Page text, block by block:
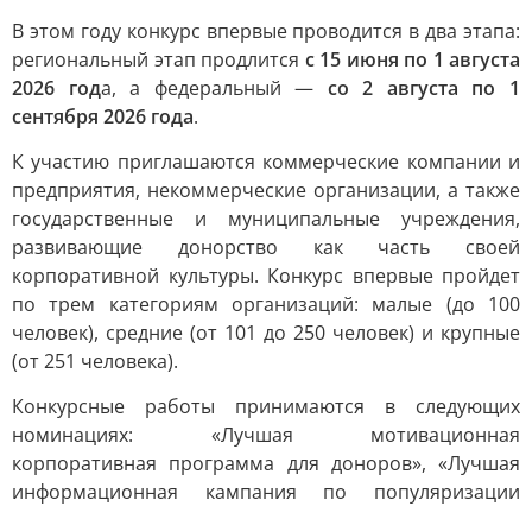
В этом году конкурс впервые проводится в два этапа:
региональный этап продлится с 15 июня по 1 августа
2026 года, а федеральный — со 2 августа по 1
сентября 2026 года.
К участию приглашаются коммерческие компании и
предприятия, некоммерческие организации, а также
государственные и муниципальные учреждения,
развивающие донорство как часть своей
корпоративной культуры. Конкурс впервые пройдет
по трем категориям организаций: малые (до 100
человек), средние (от 101 до 250 человек) и крупные
(от 251 человека).
Конкурсные работы принимаются в следующих
номинациях: «Лучшая мотивационная
корпоративная программа для доноров», «Лучшая
информационная кампания по популяризации